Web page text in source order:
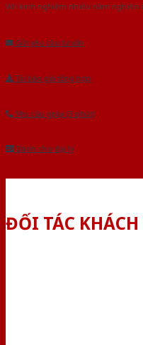
Với kinh nghiệm nhiêu năm nghiên
Gửi yêu cầu tư vấn
Tải báo giá tổng hợp
Yêu cầu gọi lại (3 phút)
Dành cho đại lý
ĐỐI TÁC